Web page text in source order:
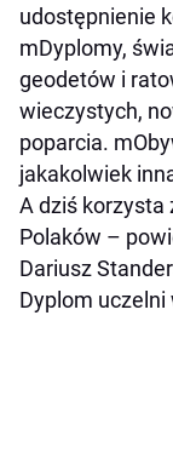
udostępnienie
mDyplomy,
geodetów i
wieczystych,
poparcia.
jakakolwiek
A dziś korzysta
Polaków –
Dariusz
Dyplom uczelni